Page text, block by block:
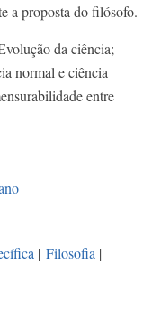
a proposta do filósofo.
da ciência;
normal e ciência
entre
| Filosofia |